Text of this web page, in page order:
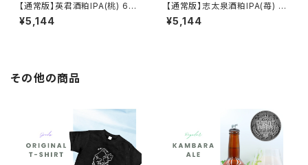
【通常版】英君酒粕IPA(桃) 6本
セット【送料込※北海道・沖縄除
く】
¥5,144
【通常版】志太泉酒粕IPA(苺) 6
本セット【送料込※北海道・沖縄
除く】
¥5,144
その他の商品